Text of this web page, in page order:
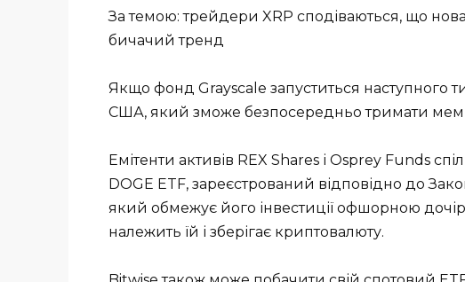
За темою: трейдери XRP сподіваються, що
бичачий тренд
Якщо фонд Grayscale запуститься наступного
США, який зможе безпосередньо тримати
Емітенти активів REX Shares і Osprey Funds
DOGE ETF, зареєстрований відповідно до
який обмежує його інвестиції офшорною
належить їй і зберігає криптовалюту.